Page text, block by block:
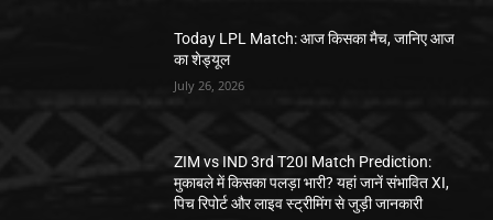
Today LPL Match: आज किसका मैच, जानिए आज
का शेड्यूल
July 26, 2026
ZIM vs IND 3rd T20I Match Prediction:
मुकाबले में किसका पलड़ा भारी? यहां जानें संभावित XI,
पिच रिपोर्ट और लाइव स्ट्रीमिंग से जुड़ी जानकारी